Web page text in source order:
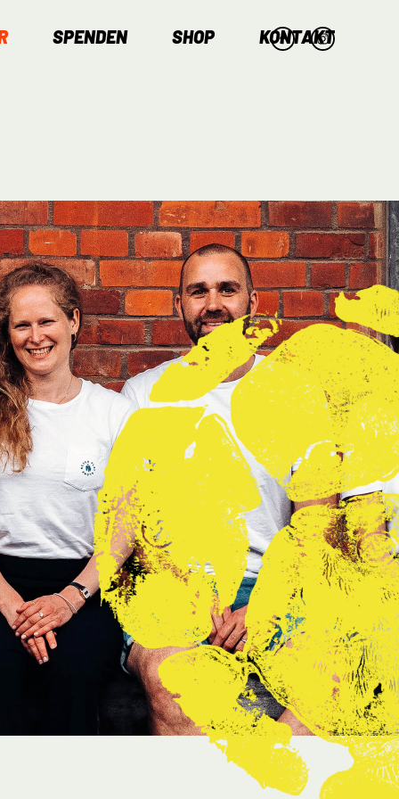
SPENDEN SHOP KONTAKT